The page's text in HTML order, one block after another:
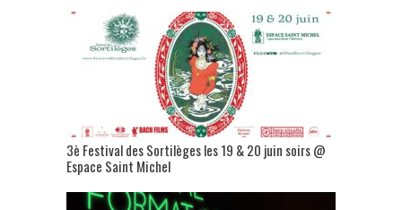
3è Festival des Sortilèges les 19 & 20 juin soirs @
Espace Saint Michel